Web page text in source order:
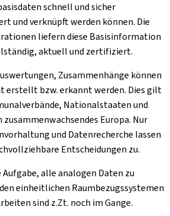
schnell und sicher
und verknüpft werden können. Die
liefern diese Basisinformation
aktuell und zertifiziert.
Zusammenhänge können
erstellt bzw. erkannt werden. Dies gilt
Nationalstaaten und
Europa. Nur
und Datenrecherche lassen
Entscheidungen zu.
alle analogen Daten zu
einheitlichen Raumbezugssystemen
sind z.Zt. noch im Gange.